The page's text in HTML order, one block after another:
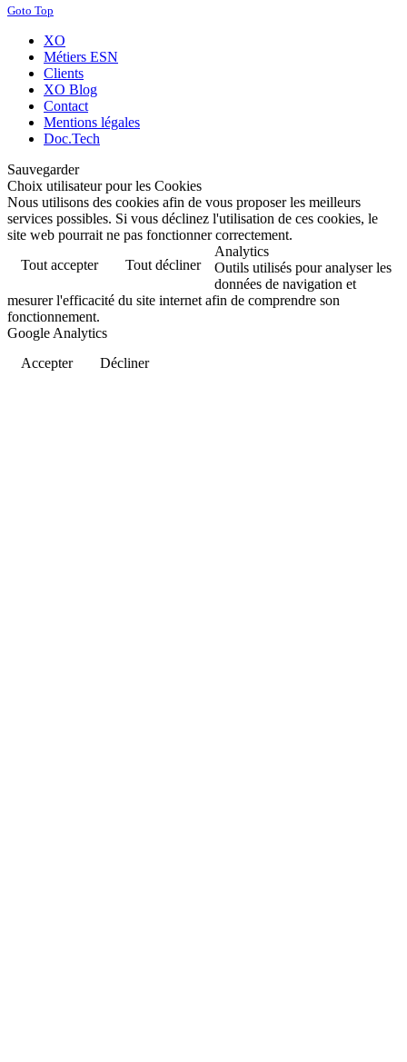
Goto Top
XO
Métiers ESN
Clients
XO Blog
Contact
Mentions légales
Doc.Tech
Sauvegarder
Choix utilisateur pour les Cookies
Nous utilisons des cookies afin de vous proposer les meilleurs
services possibles. Si vous déclinez l'utilisation de ces cookies, le
site web pourrait ne pas fonctionner correctement.
Tout accepter
Tout décliner
Analytics
Outils utilisés pour analyser les
données de navigation et
mesurer l'efficacité du site internet afin de comprendre son
fonctionnement.
Google Analytics
Accepter
Décliner